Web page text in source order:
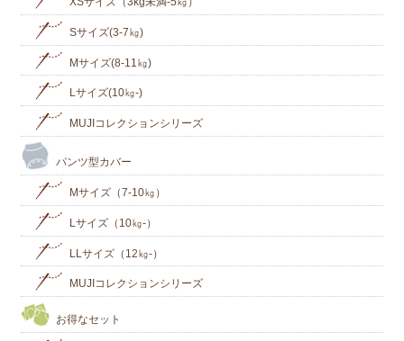
Sサイズ(3-7㎏)
Mサイズ(8-11㎏)
Lサイズ(10㎏‐)
MUJIコレクションシリーズ
パンツ型カバー
Mサイズ（7-10㎏）
Lサイズ（10㎏-）
LLサイズ（12㎏-）
MUJIコレクションシリーズ
お得なセット